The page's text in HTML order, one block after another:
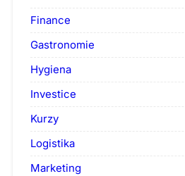
Finance
Gastronomie
Hygiena
Investice
Kurzy
Logistika
Marketing